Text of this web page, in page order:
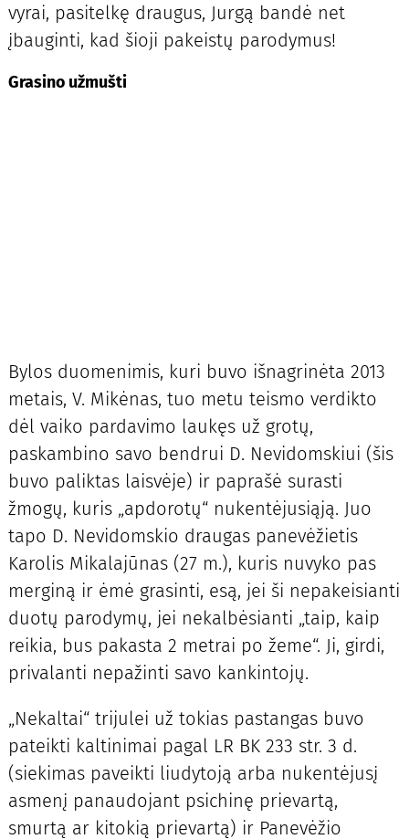
vyrai, pasitelkę draugus, Jurgą bandė net
įbauginti, kad šioji pakeistų parodymus!
Grasino užmušti
Bylos duomenimis, kuri buvo išnagrinėta 2013
metais, V. Mikėnas, tuo metu teismo verdikto
dėl vaiko pardavimo laukęs už grotų,
paskambino savo bendrui D. Nevidomskiui (šis
buvo paliktas laisvėje) ir paprašė surasti
žmogų, kuris „apdorotų“ nukentėjusiąją. Juo
tapo D. Nevidomskio draugas panevėžietis
Karolis Mikalajūnas (27 m.), kuris nuvyko pas
merginą ir ėmė grasinti, esą, jei ši nepakeisianti
duotų parodymų, jei nekalbėsianti „taip, kaip
reikia, bus pakasta 2 metrai po žeme“. Ji, girdi,
privalanti nepažinti savo kankintojų.
„Nekaltai“ trijulei už tokias pastangas buvo
pateikti kaltinimai pagal LR BK 233 str. 3 d.
(siekimas paveikti liudytoją arba nukentėjusį
asmenį panaudojant psichinę prievartą,
smurtą ar kitokią prievartą) ir Panevėžio